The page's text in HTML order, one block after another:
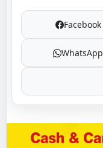
Facebook
WhatsApp